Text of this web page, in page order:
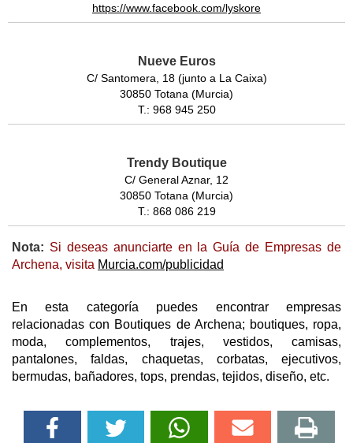
https://www.facebook.com/lyskore
Nueve Euros
C/ Santomera, 18 (junto a La Caixa)
30850 Totana (Murcia)
T.: 968 945 250
Trendy Boutique
C/ General Aznar, 12
30850 Totana (Murcia)
T.: 868 086 219
Nota: Si deseas anunciarte en la Guía de Empresas de
Archena, visita Murcia.com/publicidad
En esta categoría puedes encontrar empresas
relacionadas con Boutiques de Archena; boutiques, ropa,
moda, complementos, trajes, vestidos, camisas,
pantalones, faldas, chaquetas, corbatas, ejecutivos,
bermudas, bañadores, tops, prendas, tejidos, diseño, etc.